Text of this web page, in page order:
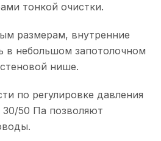
тонкой очистки.
размерам, внутренние
в небольшом запотолочном
нише.
по регулировке давления
30/50 Па позволяют